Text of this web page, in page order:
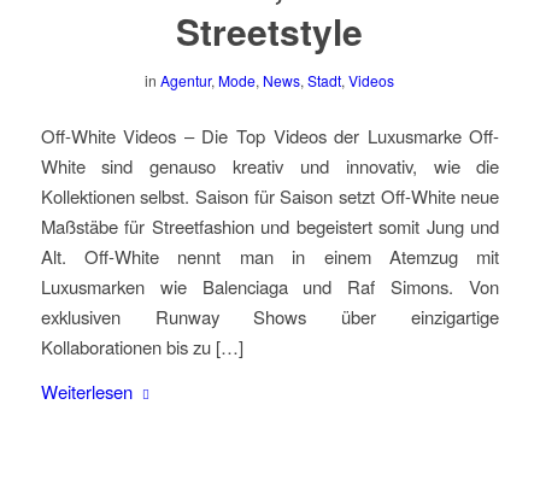
Streetstyle
inAgentur, Mode, News,Stadt,Videos
Off-White Videos – Die Top Videos der Luxusmarke Off-
White sind genauso kreativ und innovativ, wie die
Kollektionen selbst. Saison für Saison setzt Off-White neue
Maßstäbe für Streetfashion und begeistert somit Jung und
Alt. Off-White nennt man in einem Atemzug mit
Luxusmarken wie Balenciaga und Raf Simons. Von
exklusiven Runway Shows über einzigartige
Kollaborationen bis zu […]
Weiterlesen